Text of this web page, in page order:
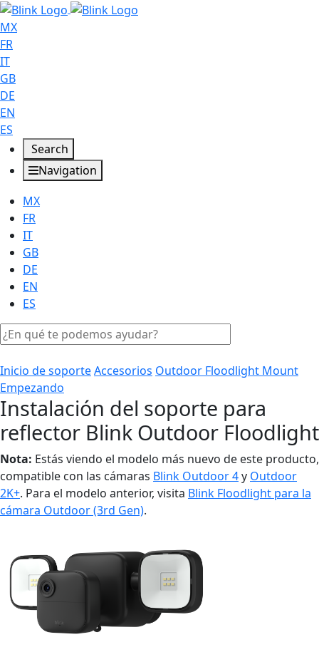
MX
FR
IT
GB
DE
EN
ES
Search
Navigation
MX
FR
IT
GB
DE
EN
ES
Inicio de soporteAccesorios Outdoor Floodlight Mount
Empezando
Instalación del soporte para
reflector Blink Outdoor Floodlight
Nota: Estás viendo el modelo más nuevo de este producto,
compatible con las cámaras Blink Outdoor 4y Outdoor
2K+. Para el modelo anterior, visita Blink Floodlight para la
cámara Outdoor (3rd Gen).